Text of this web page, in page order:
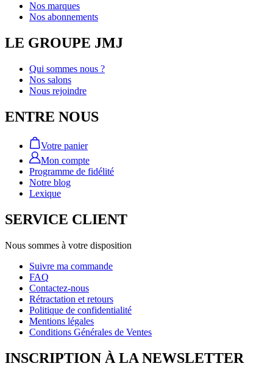
Nos marques
Nos abonnements
LE GROUPE JMJ
Qui sommes nous ?
Nos salons
Nous rejoindre
ENTRE NOUS
Votre panier
Mon compte
Programme de fidélité
Notre blog
Lexique
SERVICE CLIENT
Nous sommes à votre disposition
Suivre ma commande
FAQ
Contactez-nous
Rétractation et retours
Politique de confidentialité
Mentions légales
Conditions Générales de Ventes
INSCRIPTION À LA NEWSLETTER